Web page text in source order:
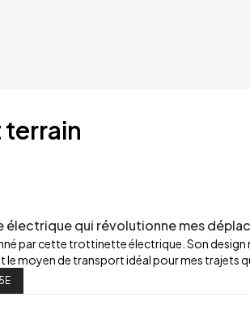
qui révolutionne mes
par cette trottinette électrique. Son
le moyen de transport idéal pour mes trajets